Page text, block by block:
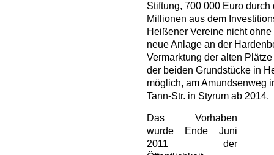
Stiftung, 700 000 Euro
Millionen aus dem
Heißener Vereine nicht
neue Anlage an der
Vermarktung der alten
der beiden Grundstücke in
möglich, am Amundsenweg
Tann-Str. in Styrum ab 2014.
Das Vorhaben
wurde Ende Juni
2011 der